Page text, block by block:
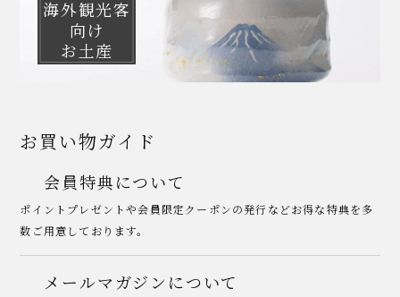
海外観光客
向け
お土産
お買い物ガイド
会員特典について
ポイントプレゼントや会員限定クーポンの発行などお得な特典を多
数ご用意しております。
メールマガジンについて